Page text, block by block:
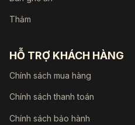
Thảm
HỖ TRỢ KHÁCH HÀNG
Chính sách mua hàng
Chính sách thanh toán
Chính sách bảo hành